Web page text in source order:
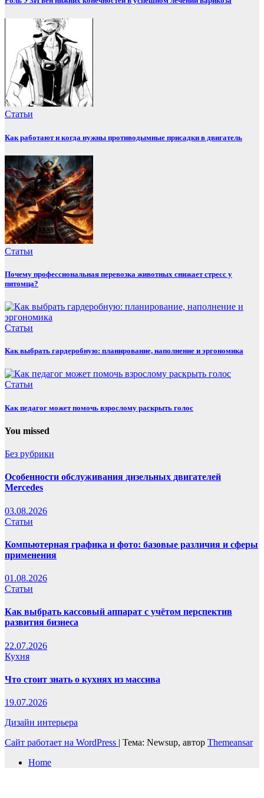
Статьи
Как работают и когда нужны противодымные присадки в двигатель
Статьи
Почему профессиональная перевозка животных снижает стресс у
питомца?
Статьи
Как выбрать гардеробную: планирование, наполнение и эргономика
Статьи
Как педагог может помочь взрослому раскрыть голос
You missed
Без рубрики
Особенности обслуживания дизельных двигателей
Mercedes
03.08.2026
Статьи
Компьютерная графика и фото: базовые различия и сферы
применения
01.08.2026
Статьи
Как выбрать кассовый аппарат с учётом перспектив
развития бизнеса
22.07.2026
Кухня
Что стоит знать о кухнях из массива
19.07.2026
Дизайн интерьера
Сайт работает на WordPress | Тема: Newsup, автор Themeansar
Home